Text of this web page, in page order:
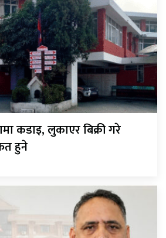
कडाइ, लुकाएर बिक्री गरे
हुने